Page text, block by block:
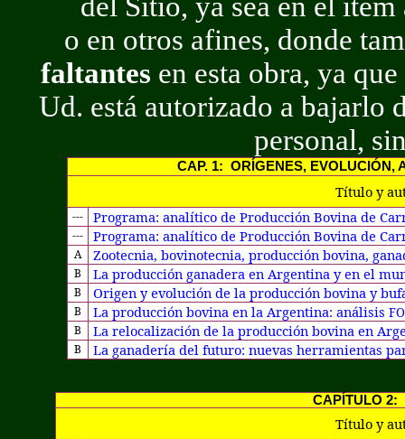
del Sitio, ya sea en el
o en otros afines, donde
faltantes en esta obra, ya
Ud. está autorizado a bajarlo
personal,
CAP. 1: ORÍGENES, EVOLUCIÓN,
Título y
--- Programa: analítico de Producción Bovina de
--- Programa: analítico de Producción Bovina de
A Zootecnia, bovinotecnia, producción bovina,
B La producción ganadera en Argentina y en el
B Origen y evolución de la producción bovina y
B La producción bovina en la Argentina: análisis
B La relocalización de la producción bovina en
B La ganadería del futuro: nuevas herramientas
CAPÍTULO 2:
Título y